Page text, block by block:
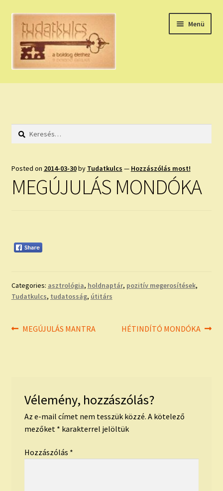
Ugrás
navigációhoz
Kilépés
tartalomba
Menü
HÚZZ EGY KÁRTYÁT!
HOLDNAPTÁR
NAPI ASZTROLÓGIA
ISMERJ MEG!
IRATKOZZ FEL A VIDEÓ CSATORNÁNKRA!
AJÁNDÉKOKKAL!
Keresés:
Posted on 2014-03-30by Tudatkulcs — Hozzászólás most!
MEGÚJULÁS MONDÓKA
Categories: asztrológia, holdnaptár, pozitív megerosítések,
Tudatkulcs, tudatosság, útitárs
Bejegyzés
Previous
MEGÚJULÁS MANTRA
Next
HÉTINDÍTÓ MONDÓKA
Vélemény, hozzászólás?
Az e-mail címet nem tesszük közzé. A kötelező
mezőket * karakterrel jelöltük
Hozzászólás *